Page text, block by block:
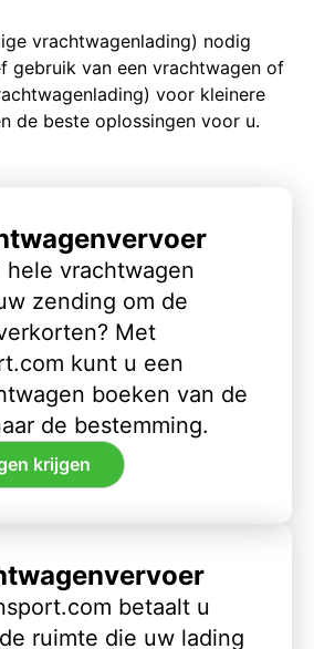
vrachtwagenlading) nodig
gebruik van een vrachtwagen of
voor kleinere
de beste oplossingen voor u.
vrachtwagen
zending om de
Met
kunt u een
boeken van de
de bestemming.
krijgen
betaalt u
ruimte die uw lading